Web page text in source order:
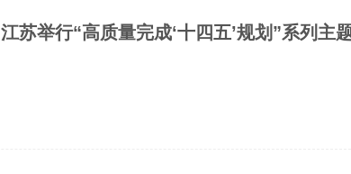
江苏举行“高质量完成‘十四五’规划”系列主